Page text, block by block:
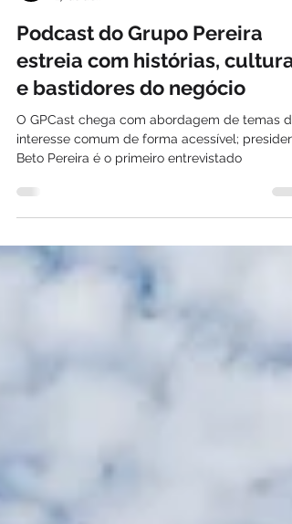
Davi Paes e Lima
Podcast do Grupo Pereira
estreia com histórias, cultura
e bastidores do negócio
O GPCast chega com abordagem de temas de
interesse comum de forma acessível;